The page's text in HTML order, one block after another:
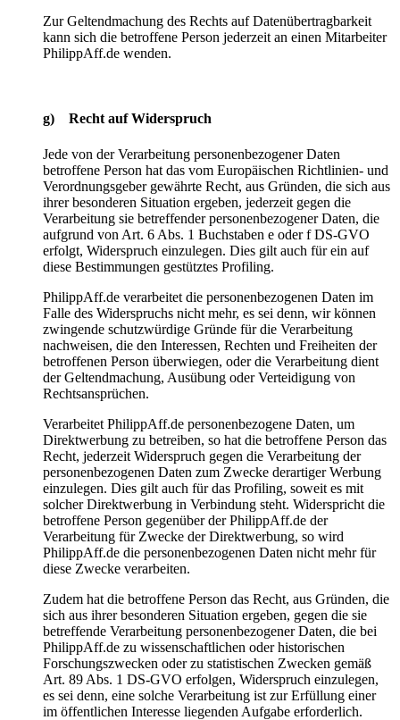
Zur Geltendmachung des Rechts auf Datenübertragbarkeit
kann sich die betroffene Person jederzeit an einen Mitarbeiter
PhilippAff.de wenden.
g) Recht auf Widerspruch
Jede von der Verarbeitung personenbezogener Daten
betroffene Person hat das vom Europäischen Richtlinien- und
Verordnungsgeber gewährte Recht, aus Gründen, die sich aus
ihrer besonderen Situation ergeben, jederzeit gegen die
Verarbeitung sie betreffender personenbezogener Daten, die
aufgrund von Art. 6 Abs. 1 Buchstaben e oder f DS-GVO
erfolgt, Widerspruch einzulegen. Dies gilt auch für ein auf
diese Bestimmungen gestütztes Profiling.
PhilippAff.de verarbeitet die personenbezogenen Daten im
Falle des Widerspruchs nicht mehr, es sei denn, wir können
zwingende schutzwürdige Gründe für die Verarbeitung
nachweisen, die den Interessen, Rechten und Freiheiten der
betroffenen Person überwiegen, oder die Verarbeitung dient
der Geltendmachung, Ausübung oder Verteidigung von
Rechtsansprüchen.
Verarbeitet PhilippAff.de personenbezogene Daten, um
Direktwerbung zu betreiben, so hat die betroffene Person das
Recht, jederzeit Widerspruch gegen die Verarbeitung der
personenbezogenen Daten zum Zwecke derartiger Werbung
einzulegen. Dies gilt auch für das Profiling, soweit es mit
solcher Direktwerbung in Verbindung steht. Widerspricht die
betroffene Person gegenüber der PhilippAff.de der
Verarbeitung für Zwecke der Direktwerbung, so wird
PhilippAff.de die personenbezogenen Daten nicht mehr für
diese Zwecke verarbeiten.
Zudem hat die betroffene Person das Recht, aus Gründen, die
sich aus ihrer besonderen Situation ergeben, gegen die sie
betreffende Verarbeitung personenbezogener Daten, die bei
PhilippAff.de zu wissenschaftlichen oder historischen
Forschungszwecken oder zu statistischen Zwecken gemäß
Art. 89 Abs. 1 DS-GVO erfolgen, Widerspruch einzulegen,
es sei denn, eine solche Verarbeitung ist zur Erfüllung einer
im öffentlichen Interesse liegenden Aufgabe erforderlich.